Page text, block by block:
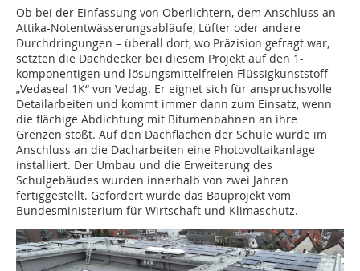
Ob bei der Einfassung von Oberlichtern, dem Anschluss an
Attika-Notentwässerungsabläufe, Lüfter oder andere
Durchdringungen – überall dort, wo Präzision gefragt war,
setzten die Dachdecker bei diesem Projekt auf den 1-
komponentigen und lösungsmittelfreien Flüssigkunststoff
„Vedaseal 1K“ von Vedag. Er eignet sich für anspruchsvolle
Detailarbeiten und kommt immer dann zum Einsatz, wenn
die flächige Abdichtung mit Bitumenbahnen an ihre
Grenzen stößt. Auf den Dachflächen der Schule wurde im
Anschluss an die Dacharbeiten eine Photovoltaikanlage
installiert. Der Umbau und die Erweiterung des
Schulgebäudes wurden innerhalb von zwei Jahren
fertiggestellt. Gefördert wurde das Bauprojekt vom
Bundesministerium für Wirtschaft und Klimaschutz.